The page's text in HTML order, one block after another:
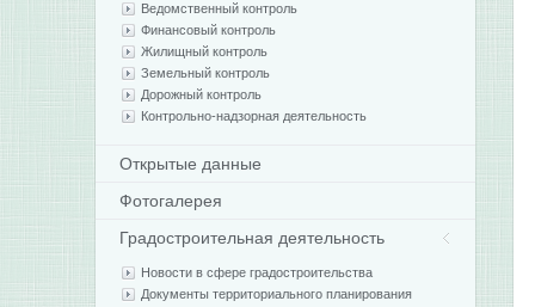
Ведомственный контроль
Финансовый контроль
Жилищный контроль
Земельный контроль
Дорожный контроль
Контрольно-надзорная деятельность
Открытые данные
Фотогалерея
Градостроительная деятельность
Новости в сфере градостроительства
Документы территориального планирования